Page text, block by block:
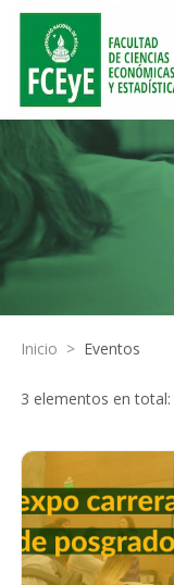
Inicio > Eventos
3 elementos en total: